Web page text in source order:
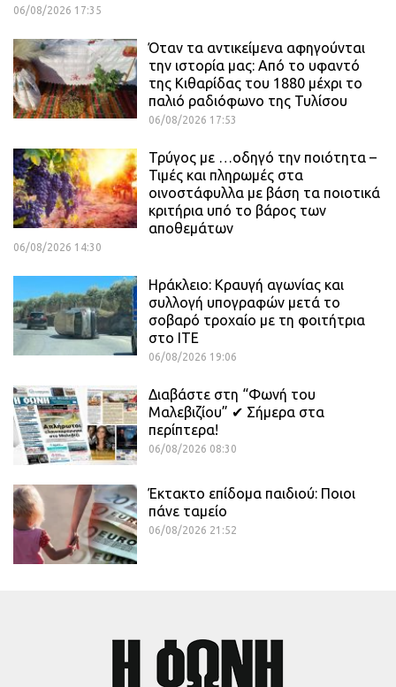
06/08/2026 17:35
Όταν τα αντικείμενα αφηγούνται
την ιστορία μας: Από το υφαντό
της Κιθαρίδας του 1880 μέχρι το
παλιό ραδιόφωνο της Τυλίσου
06/08/2026 17:53
Τρύγος με …οδηγό την ποιότητα –
Τιμές και πληρωμές στα
οινοστάφυλλα με βάση τα ποιοτικά
κριτήρια υπό το βάρος των
αποθεμάτων
06/08/2026 14:30
Ηράκλειο: Κραυγή αγωνίας και
συλλογή υπογραφών μετά το
σοβαρό τροχαίο με τη φοιτήτρια
στο ΙΤΕ
06/08/2026 19:06
Διαβάστε στη “Φωνή του
Μαλεβιζίου” ✔ Σήμερα στα
περίπτερα!
06/08/2026 08:30
Έκτακτο επίδομα παιδιού: Ποιοι
πάνε ταμείο
06/08/2026 21:52